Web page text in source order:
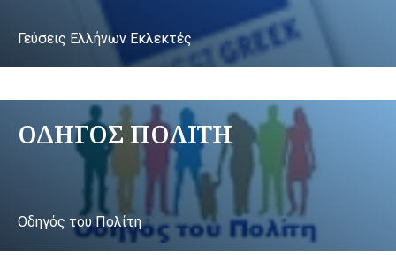
Γεύσεις Ελλήνων Εκλεκτές
ΟΔΗΓΟΣ ΠΟΛΙΤΗ
Οδηγός του Πολίτη